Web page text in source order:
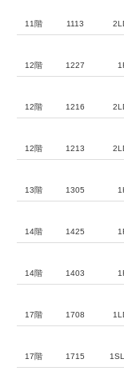
11階 1113
12階 1227
12階 1216
12階 1213
13階 1305
14階 1425
14階 1403
17階 1708
17階 1715